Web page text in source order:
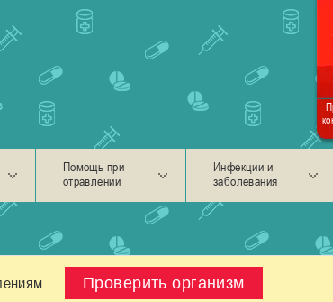
Помощь при
отравлении
Инфекции и
заболевания
Проверить организм